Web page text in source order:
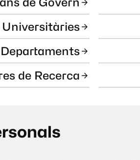
Universitàries
Departaments
de Recerca